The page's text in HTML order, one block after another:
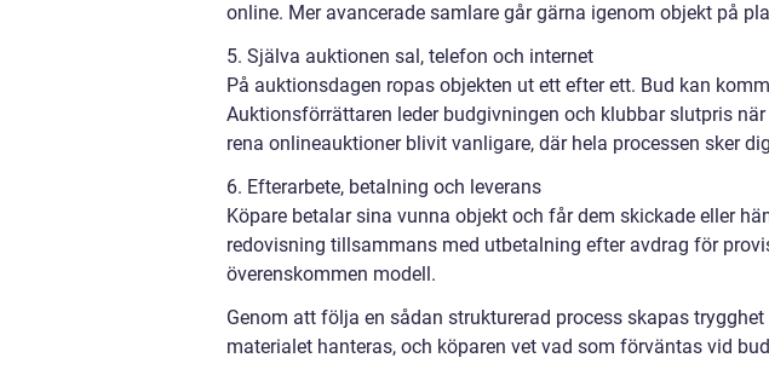
online. Mer avancerade samlare går gärna igenom objekt på
5. Själva auktionen sal, telefon och internet
På auktionsdagen ropas objekten ut ett efter ett. Bud kan
Auktionsförrättaren leder budgivningen och klubbar slutpris
rena onlineauktioner blivit vanligare, där hela processen sker
6. Efterarbete, betalning och leverans
Köpare betalar sina vunna objekt och får dem skickade eller
redovisning tillsammans med utbetalning efter avdrag för
överenskommen modell.
Genom att följa en sådan strukturerad process skapas
materialet hanteras, och köparen vet vad som förväntas vid